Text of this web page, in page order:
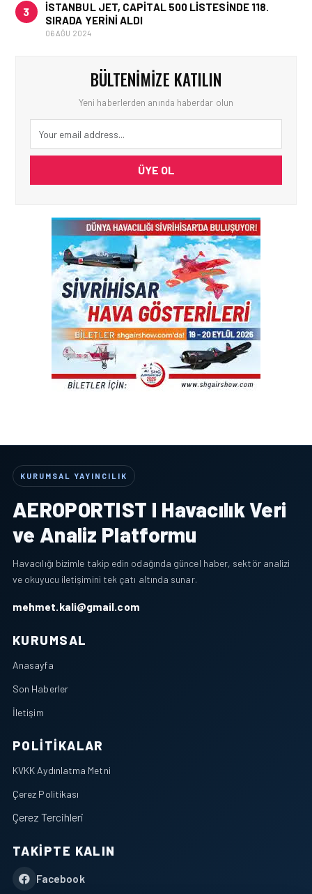
3
İSTANBUL JET, CAPITAL 500 LISTESINDE 118.
SIRADA YERINI ALDI
06 AĞU 2024
BÜLTENIMIZE KATILIN
Yeni haberlerden anında haberdar olun
ÜYE OL
KURUMSAL YAYINCILIK
AEROPORTIST I Havacılık Veri
ve Analiz Platformu
Havacılığı bizimle takip edin odağında güncel haber, sektör analizi
ve okuyucu iletişimini tek çatı altında sunar.
mehmet.kali@gmail.com
KURUMSAL
Anasayfa
Son Haberler
İletişim
POLITIKALAR
KVKK Aydınlatma Metni
Çerez Politikası
Çerez Tercihleri
TAKIPTE KALIN
Facebook